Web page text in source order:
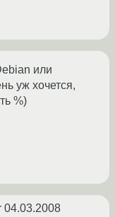
или
уж хочется,
%)
04.03.2008